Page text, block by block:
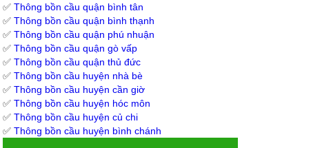
✅ Thông bồn cầu quận bình tân
✅ Thông bồn cầu quận bình thạnh
✅ Thông bồn cầu quận phú nhuận
✅ Thông bồn cầu quận gò vấp
✅ Thông bồn cầu quận thủ đức
✅ Thông bồn cầu huyện nhà bè
✅ Thông bồn cầu huyện cần giờ
✅ Thông bồn cầu huyện hóc môn
✅ Thông bồn cầu huyện củ chi
✅ Thông bồn cầu huyện bình chánh